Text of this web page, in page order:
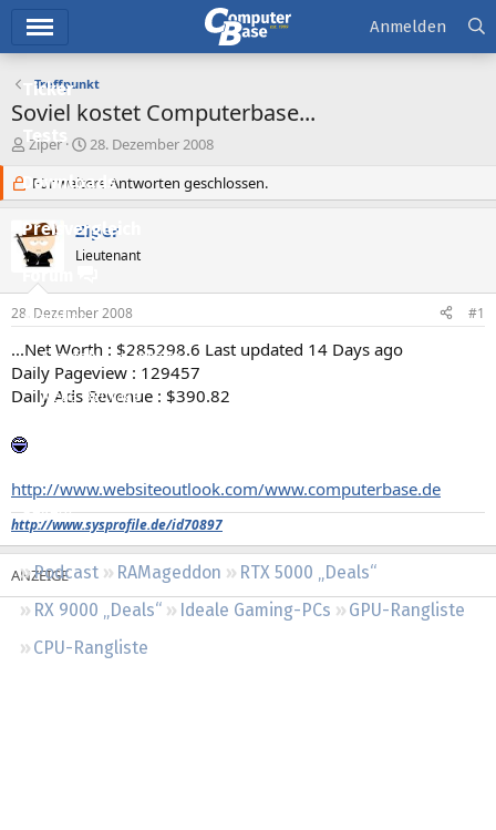
Ticker
Tests
Downloads
Preisvergleich
Aktuelles
Empfohlene Inhalte
Neue Beiträge
Regeln
Podcast RAMageddon
RTX 5000 „Deals“
RX 9000 „Deals“
Ideale Gaming-PCs
GPU-Rangliste
CPU-Rangliste
Anmelden
Treffpunkt
Soviel kostet Computerbase...
E
s
t
e
l
l
e
Ziper
E
s
t
l
l
m
28. Dezember 2008
Für weitere Antworten geschlossen.
Ziper
Lieutenant
28. Dezember 2008 #1
...Net Worth : $285298.6 Last updated 14 Days ago
Daily Pageview : 129457
Daily Ads Revenue : $390.82
http://www.websiteoutlook.com/www.computerbase.de
http://www.sysprofile.de/id70897